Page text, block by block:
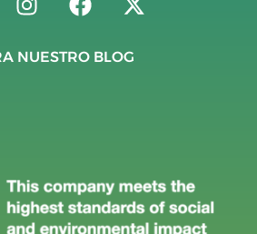
NUESTRO BLOG